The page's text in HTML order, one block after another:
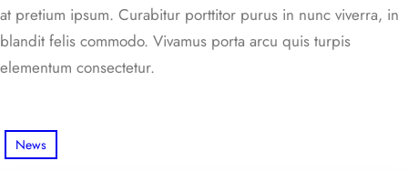
at pretium ipsum. Curabitur porttitor purus in nunc viverra, in
blandit felis commodo. Vivamus porta arcu quis turpis
elementum consectetur.
News